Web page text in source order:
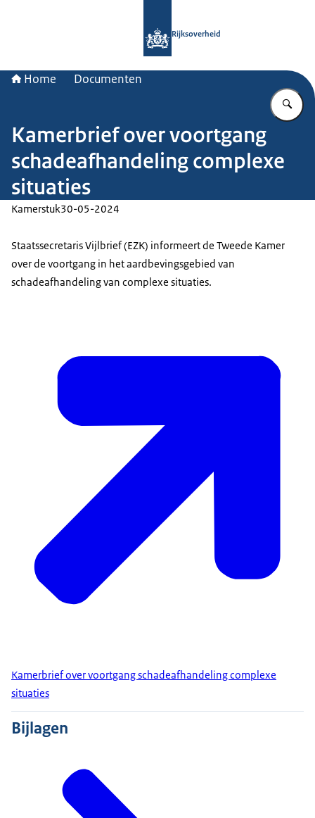
Rijksoverheid
Home Documenten
Kamerbrief over voortgang
schadeafhandeling complexe
situaties
Kamerstuk30-05-2024
Staatssecretaris Vijlbrief (EZK) informeert de Tweede Kamer
over de voortgang in het aardbevingsgebied van
schadeafhandeling van complexe situaties.
Kamerbrief over voortgang schadeafhandeling complexe
situaties
Bijlagen